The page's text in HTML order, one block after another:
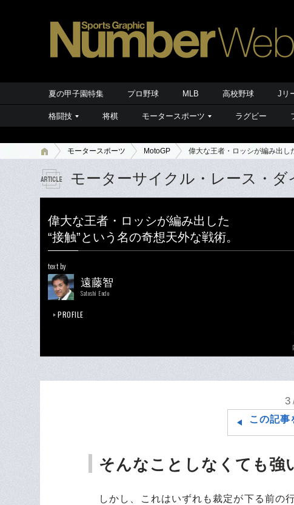
夏の甲子園特集 プロ野球 MLB 高校野球 Jリ
格闘技 将棋 モータースポーツ ラグビー
モータースポーツ MotoGP 偉大な王者・ロッシが編み出し
モーターサイクル・レース・ダ
偉大な王者・ロッシが編み出した
“接触”という名の奇想天外な戦術。
text by
遠藤智
Satoshi Endo
PROFILE
3
この記事
そんなことしなくても
しかし、これはいずれも裁定が下る前の行